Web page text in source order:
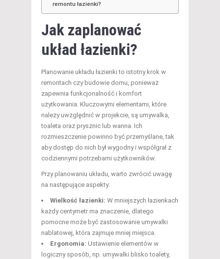
remontu łazienki?
Jak zaplanować
układ łazienki?
Planowanie układu łazienki to istotny krok w
remontach czy budowie domu, ponieważ
zapewnia funkcjonalność i komfort
użytkowania. Kluczowymi elementami, które
należy uwzględnić w projekcie, są umywalka,
toaleta oraz prysznic lub wanna. Ich
rozmieszczenie powinno być przemyślane, tak
aby dostęp do nich był wygodny i współgrał z
codziennymi potrzebami użytkowników.
Przy planowaniu układu, warto zwrócić uwagę
na następujące aspekty:
Wielkość łazienki: W mniejszych łazienkach
każdy centymetr ma znaczenie, dlatego
pomocne może być zastosowanie umywalki
nablatowej, która zajmuje mniej miejsca.
Ergonomia: Ustawienie elementów w
logiczny sposób, np. umywalki blisko toalety,